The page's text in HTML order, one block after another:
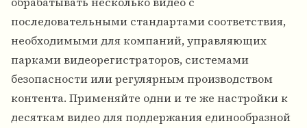
последовательными стандартами соответствия,
необходимыми для компаний, управляющих
парками видеорегистраторов, системами
безопасности или регулярным производством
контента. Применяйте одни и те же настройки к
десяткам видео для поддержания единообразной